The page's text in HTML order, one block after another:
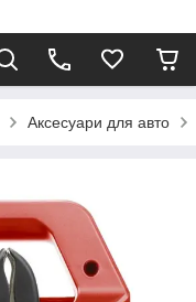
Аксесуари для авто